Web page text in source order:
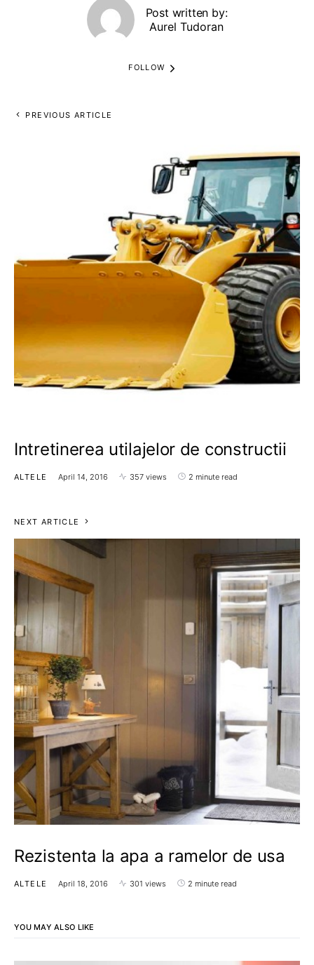
Post written by:
Aurel Tudoran
FOLLOW
PREVIOUS ARTICLE
Intretinerea utilajelor de constructii
ALTELE April 14, 2016 357 views 2 minute read
NEXT ARTICLE
Rezistenta la apa a ramelor de usa
ALTELE April 18, 2016 301 views 2 minute read
YOU MAY ALSO LIKE